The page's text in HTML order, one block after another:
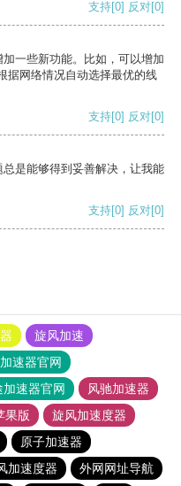
支持[0] 反对[0]
一些新功能。比如，可以增加
据网络情况自动选择最优的线
支持[0] 反对[0]
是能够得到妥善解决，让我能
支持[0] 反对[0]
旋风加速
速器官网
加速器官网
风驰加速器
果版
旋风加速度器
原子加速器
加速度器 外网网址导航